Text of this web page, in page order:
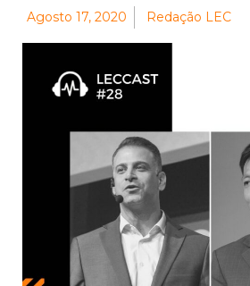
Agosto 17, 2020 Redação LEC